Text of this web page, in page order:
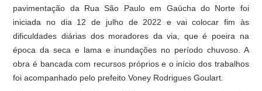
pavimentação da Rua São Paulo em Gaúcha do Norte foi
iniciada no dia 12 de julho de 2022 e vai colocar fim às
dificuldades diárias dos moradores da via, que é poeira na
época da seca e lama e inundações no período chuvoso. A
obra é bancada com recursos próprios e o início dos trabalhos
foi acompanhado pelo prefeito Voney Rodrigues Goulart.